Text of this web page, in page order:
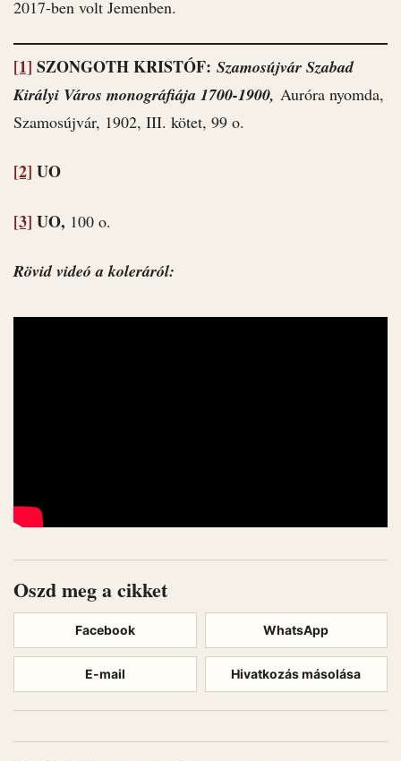
2017-ben volt Jemenben.
[1] SZONGOTH KRISTÓF: Szamosújvár Szabad
Királyi Város monográfiája 1700-1900, Auróra nyomda,
Szamosújvár, 1902, III. kötet, 99 o.
[2] UO
[3] UO, 100 o.
Rövid videó a koleráról:
Oszd meg a cikket
Facebook WhatsApp
E-mail Hivatkozás másolása